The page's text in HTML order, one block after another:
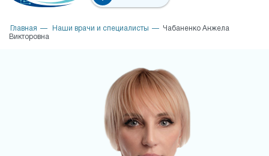
Главная Наши врачи и специалисты
Чабаненко Анжела
Викторовна